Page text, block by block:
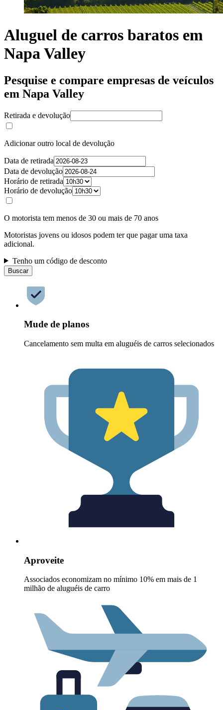
Aluguel de carros baratos em
Napa Valley
Pesquise e compare empresas de veículos
em Napa Valley
Retirada e devolução
Adicionar outro local de devolução
Data de retirada
Data de devolução
Horário de retirada
Horário de devolução
O motorista tem menos de 30 ou mais de 70 anos
Motoristas jovens ou idosos podem ter que pagar uma taxa
adicional.
Tenho um código de desconto
Buscar
Mude de planos
Cancelamento sem multa em aluguéis de carros selecionados
Aproveite
Associados economizam no mínimo 10% em mais de 1
milhão de aluguéis de carro